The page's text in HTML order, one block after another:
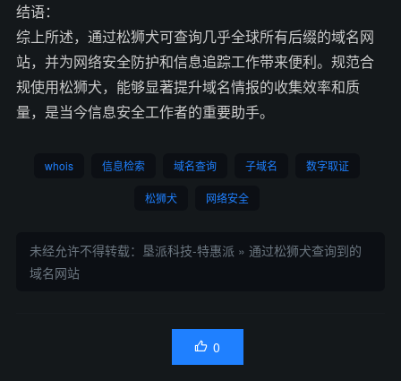
结语：
综上所述，通过松狮犬可查询几乎全球所有后缀的域名网
站，并为网络安全防护和信息追踪工作带来便利。规范合
规使用松狮犬，能够显著提升域名情报的收集效率和质
量，是当今信息安全工作者的重要助手。
whois 信息检索 域名查询 子域名 数字取证
松狮犬 网络安全
未经允许不得转载： 垦派科技-特惠派 » 通过松狮犬查询到的
域名网站
 0